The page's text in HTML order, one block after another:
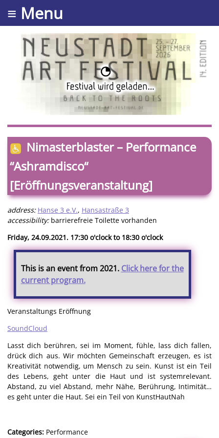
≡ Menu
Nimasterblaster – Performance
“Ashramdisco“
[Eröffnungsveranstaltung]
address: Hanse 3 e.V., Hansastraße 3
accessibility:barrierefreie Toilette vorhanden
Friday, 24.09.2021. 17:30 o'clock to 18:30 o'clock
This is an event from 2021. Click here for the
current program.
Veranstaltungs Eröffnung
SoundCloud
Lasst dich berühren, sei im Moment, fühle, lass dich fallen,
drück dich aus. Wir möchten Gemeinschaft erzeugen, es ist
Kreativität notwendig, um Mensch zu sein. Kunst ist ein Teil
des Lebens, geht unter die Haut und ist systemrelevant.
Abstand, zu viel Abstand, mehr Nähe, Berührung, Intimität…
es geht unter die Haut. Sei ein Teil von KunstHautNah
Categories: Performance